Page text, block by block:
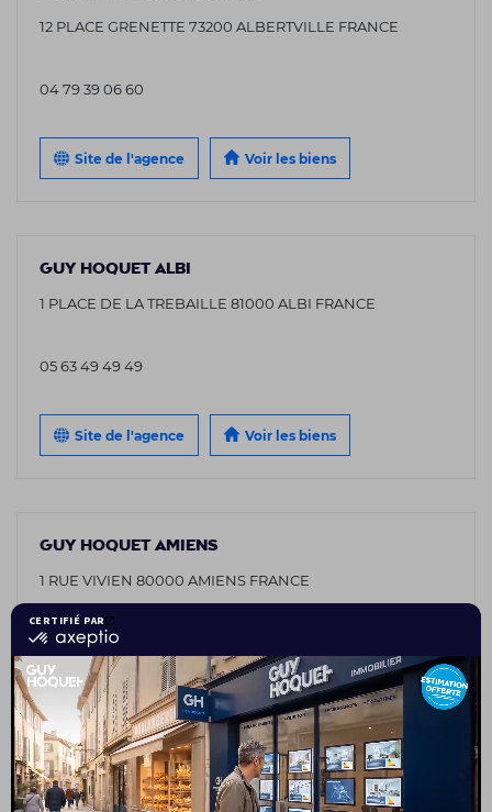
12 PLACE GRENETTE 73200 ALBERTVILLE FRANCE
04 79 39 06 60
Site de l'agence Voir les biens
GUY HOQUET ALBI
1 PLACE DE LA TREBAILLE 81000 ALBI FRANCE
05 63 49 49 49
Site de l'agence Voir les biens
GUY HOQUET AMIENS
1 RUE VIVIEN 80000 AMIENS FRANCE
03 75 08 95 26
Site de l'agence Voir les biens